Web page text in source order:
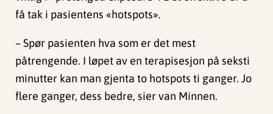
få tak i pasientens «hotspots».
– Spør pasienten hva som er det mest
påtrengende. I løpet av en terapisesjon på seksti
minutter kan man gjenta to hotspots ti ganger. Jo
flere ganger, dess bedre, sier van Minnen.